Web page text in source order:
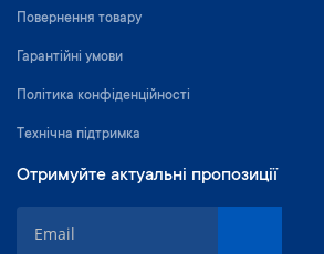
Повернення товару
Гарантійні умови
Політика конфіденційності
Технічна підтримка
Отримуйте актуальні пропозиції